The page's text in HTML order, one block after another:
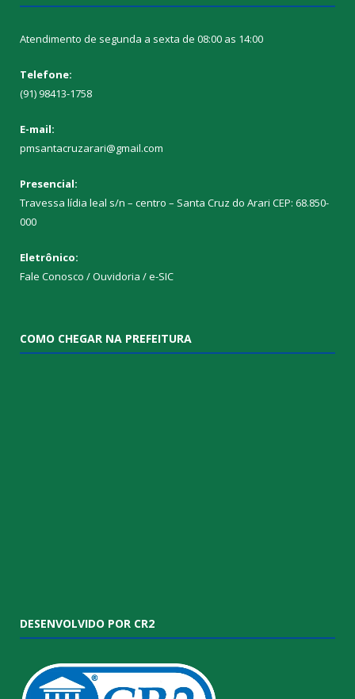
Atendimento de segunda a sexta de 08:00 as 14:00
Telefone:
(91) 98413-1758
E-mail:
pmsantacruzarari@gmail.com
Presencial:
Travessa lídia leal s/n – centro – Santa Cruz do Arari CEP: 68.850-
000
Eletrônico:
Fale Conosco / Ouvidoria / e-SIC
COMO CHEGAR NA PREFEITURA
DESENVOLVIDO POR CR2